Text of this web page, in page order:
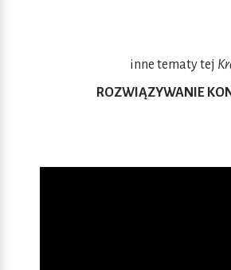
inne tematy tej
ROZWIĄZYWANIE